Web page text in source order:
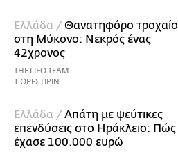
Ελλάδα /Θανατηφόρο τροχαίο
στη Μύκονο: Νεκρός ένας
42χρονος
THE LIFO TEAM
1 ΩΡΕΣ ΠΡΙΝ
Ελλάδα /Απάτη με ψεύτικες
επενδύσεις στο Ηράκλειο: Πώς
έχασε 100.000 ευρώ